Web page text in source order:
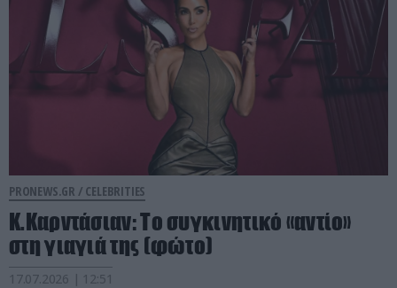
PRONEWS.GR / CELEBRITIES
Κ.Καρντάσιαν: Το συγκινητικό «αντίο»
στη γιαγιά της (φώτο)
17.07.2026 | 12:51